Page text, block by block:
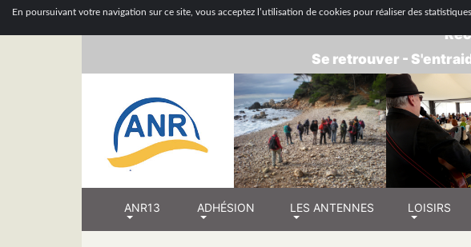
En poursuivant votre navigation sur ce site, vous acceptez l’utilisation de cookies pour réaliser des statistiques
ASSOCIATION NATIONALE
Se retrouver -
ANR13 ADHÉSION LES ANTENNES LOISIRS